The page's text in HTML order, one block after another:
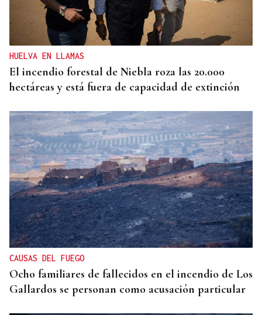
HUELVA EN LLAMAS
El incendio forestal de Niebla roza las 20.000
hectáreas y está fuera de capacidad de extinción
CAUSAS DEL FUEGO
Ocho familiares de fallecidos en el incendio de Los
Gallardos se personan como acusación particular